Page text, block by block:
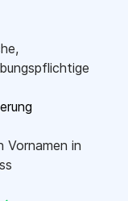
Vornamen in